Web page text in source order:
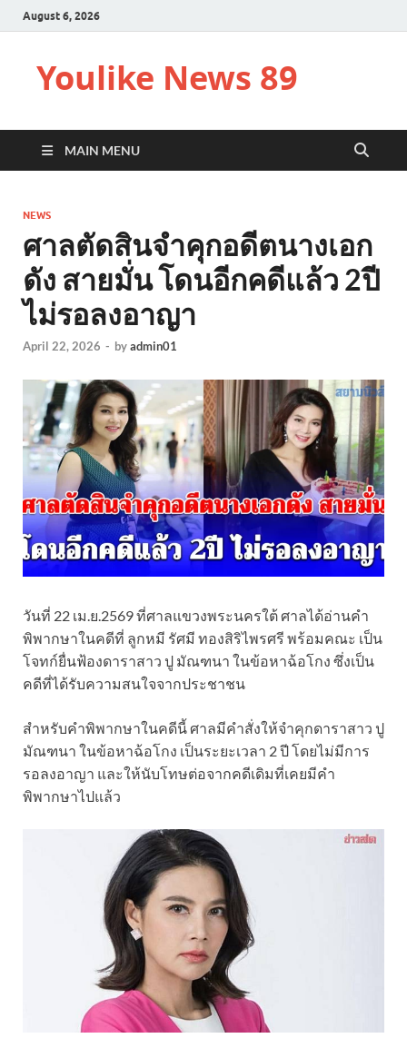
August 6, 2026
Youlike News 89
MAIN MENU
NEWS
ศาลตัดสินจำคุกอดีตนางเอก
ดัง สายมั่น โดนอีกคดีแล้ว 2ปี
ไม่รอลงอาญา
April 22, 2026 - byadmin01
วันที่ 22 เม.ย.2569 ที่ศาลแขวงพระนครใต้ ศาลได้อ่านคำ
พิพากษาในคดีที่ ลูกหมี รัศมี ทองสิริไพรศรี พร้อมคณะ เป็น
โจทก์ยื่นฟ้องดาราสาว ปู มัณฑนา ในข้อหาฉ้อโกง ซึ่งเป็น
คดีที่ได้รับความสนใจจากประชาชน
สำหรับคำพิพากษาในคดีนี้ ศาลมีคำสั่งให้จำคุกดาราสาว ปู
มัณฑนา ในข้อหาฉ้อโกง เป็นระยะเวลา 2 ปี โดยไม่มีการ
รอลงอาญา และให้นับโทษต่อจากคดีเดิมที่เคยมีคำ
พิพากษาไปแล้ว